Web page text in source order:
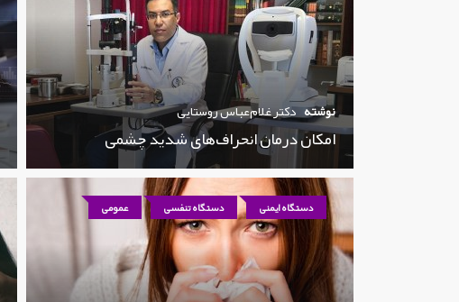
نوشته دکتر غلام‌عباس روستایی
امکان درمان انحراف‌های شدید چشمی
دستگاه ایمنی دستگاه تنفسی عمومی